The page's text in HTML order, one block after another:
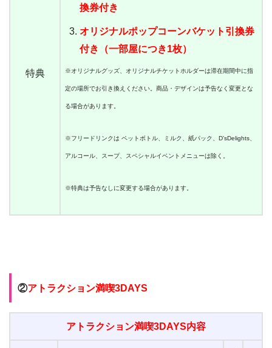
特典
換券付き
オリジナルポップコーンバケット引換券
付き（一部屋につき1枚）
※オリジナルグッズ、オリジナルチケットホルダーは滞在期間中に指
定の場所でお引き換えください。商品・デザインは予告なく変更とな
る場合があります。
※フリードリンクは ペットボトル、ミルク、紙パック、D’sDelights、
アルコール、スープ、スペシャルイベントメニューは除く。
※特典は予告なしに変更する場合があります。
②アトラクション満喫3DAYS
アトラクション満喫3DAYS内容